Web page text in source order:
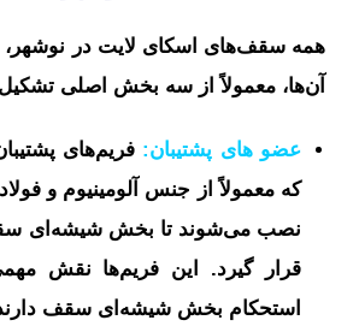
همه سقف‌های اسکای لایت در نوشهر،
آن‌ها، معمولاً از سه بخش اصلی
عضو های پشتیبان: فریم‌های
که معمولاً از جنس آلومینیوم و
نصب می‌شوند تا بخش شیشه‌ای
قرار گیرد. این فریم‌ها نقش
استحکام بخش شیشه‌ای سقف